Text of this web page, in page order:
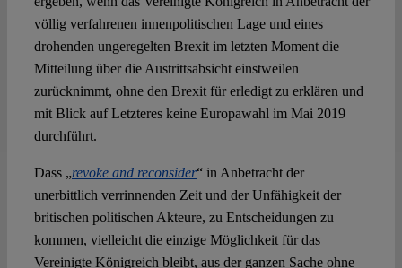
völlig verfahrenen innenpolitischen Lage und eines
drohenden ungeregelten Brexit im letzten Moment die
Mitteilung über die Austrittsabsicht einstweilen
zurücknimmt, ohne den Brexit für erledigt zu erklären und
mit Blick auf Letzteres keine Europawahl im Mai 2019
durchführt.
Dass „revoke and reconsider“ in Anbetracht der
unerbittlich verrinnenden Zeit und der Unfähigkeit der
britischen politischen Akteure, zu Entscheidungen zu
kommen, vielleicht die einzige Möglichkeit für das
Vereinigte Königreich bleibt, aus der ganzen Sache ohne